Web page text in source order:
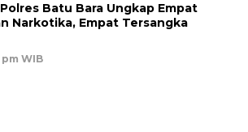
Batu Bara Ungkap Empat
Narkotika, Empat Tersangka
WIB